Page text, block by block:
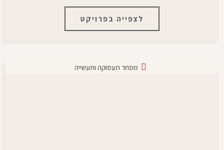
לצפייה בפרויקט
מסחר תעסוקה ותעשייה